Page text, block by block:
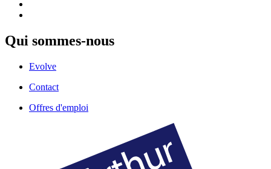
Qui sommes-nous
Evolve
Contact
Offres d'emploi